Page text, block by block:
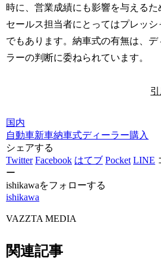
時に、営業成績にも影響を与えるた
セールス担当者にとってはプレッシ
でもあります。納車式の有無は、デ
ラーの判断に委ねられています。
国内
自動車新車納車式ディーラー購入
シェアする
Twitter Facebook はてブ Pocket LINE
ー
ishikawaをフォローする
ishikawa
VAZZTA MEDIA
関連記事